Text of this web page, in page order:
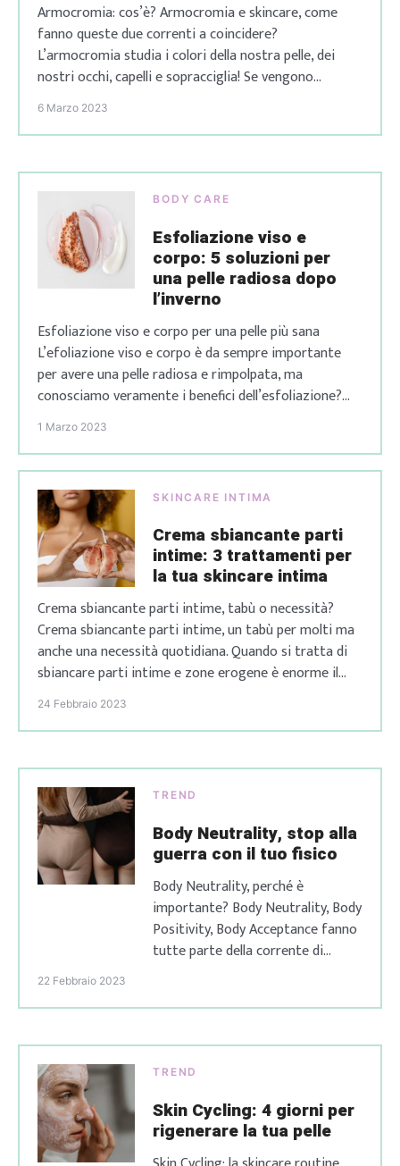
Armocromia: cos’è? Armocromia e skincare, come
fanno queste due correnti a coincidere?
L’armocromia studia i colori della nostra pelle, dei
nostri occhi, capelli e sopracciglia! Se vengono
associati a dei colori complementari, possono
renderci più luminose, vivaci, brillanti. Ogni stagione
6 Marzo 2023
BODY CARE
Esfoliazione viso e
corpo: 5 soluzioni per
una pelle radiosa dopo
l’inverno
Esfoliazione viso e corpo per una pelle più sana
L’efoliazione viso e corpo è da sempre importante
per avere una pelle radiosa e rimpolpata, ma
conosciamo veramente i benefici dell’esfoliazione?
L’esfoliazione serve a rimuovere le cellule morte dalla
nostra pelle. Le cellule morte creano infatti una
pellicola organica che non permette alla pelle di
1 Marzo 2023
SKINCARE INTIMA
Crema sbiancante parti
intime: 3 trattamenti per
la tua skincare intima
Crema sbiancante parti intime, tabù o necessità?
Crema sbiancante parti intime, un tabù per molti ma
anche una necessità quotidiana. Quando si tratta di
sbiancare parti intime e zone erogene è enorme il
silenzio che si crea perché troppe persone soffrono di
risolverlo, portando avanti un disagio che […]
24 Febbraio 2023
TREND
Body Neutrality, stop alla
guerra con il tuo fisico
Body Neutrality, perché è
importante? Body Neutrality, Body
Positivity, Body Acceptance fanno
tutte parte della corrente di
questo va amato, curato,
se non fosse davvero questa la
risposta alle […]
22 Febbraio 2023
TREND
Skin Cycling: 4 giorni per
rigenerare la tua pelle